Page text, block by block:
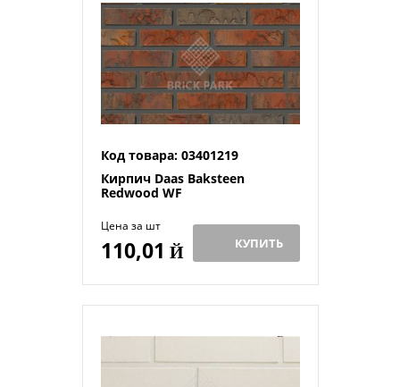
Код товара: 03401219
Кирпич Daas Baksteen
Redwood WF
Цена за шт
110,01 Й КУПИТЬ